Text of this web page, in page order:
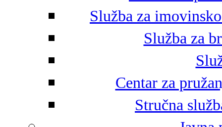
Služba za
Služba za
Centar za
Stručna